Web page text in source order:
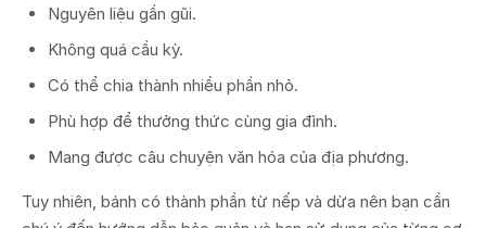
Nguyên liệu gần gũi.
Không quá cầu kỳ.
Có thể chia thành nhiều phần nhỏ.
Phù hợp để thưởng thức cùng gia đình.
Mang được câu chuyện văn hóa của địa phương.
Tuy nhiên, bánh có thành phần từ nếp và dừa nên bạn cần